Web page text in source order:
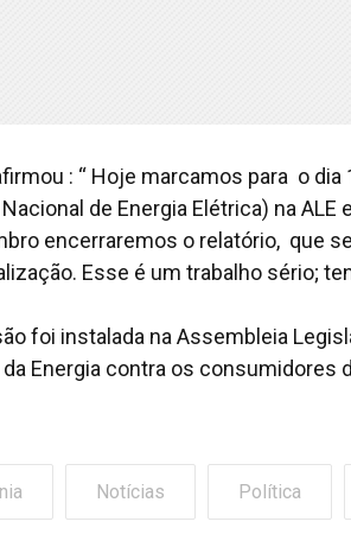
: “ Hoje marcamos para o
de Energia Elétrica) na
encerraremos o relatório, que
Esse é um trabalho sério;
foi instalada na Assembleia
Energia contra os consumidores
Notícias Política